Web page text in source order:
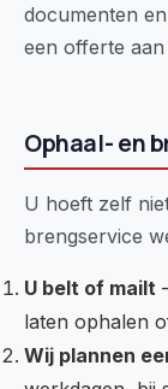
documenten
een offerte
Ophaal- en
U hoeft zelf
brengservice
U belt of mailt
laten ophalen
Wij plannen